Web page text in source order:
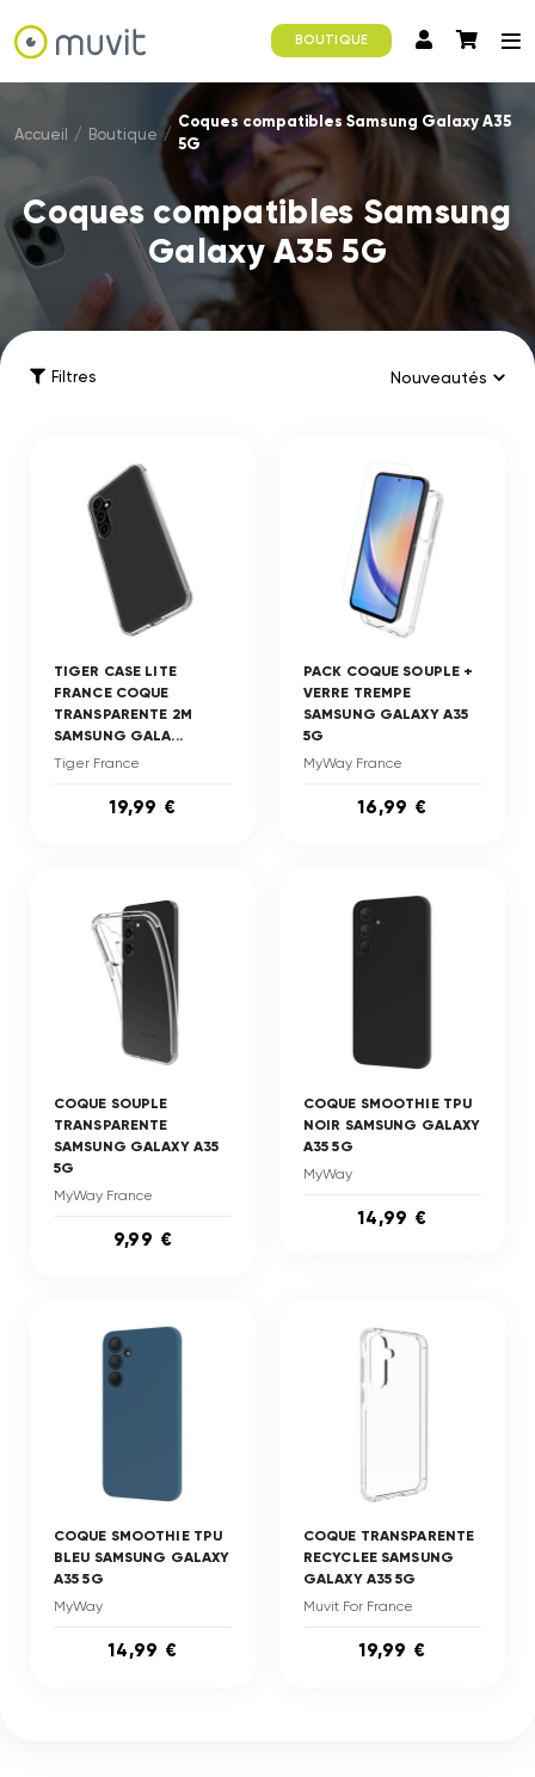
BOUTIQUE
Accueil / Boutique /
Coques compatibles Samsung Galaxy A35
5G
Coques compatibles Samsung
Galaxy A35 5G
Filtres
TIGER CASE LITE
FRANCE COQUE
TRANSPARENTE 2M
SAMSUNG GALA...
Tiger France
19,99 €
PACK COQUE SOUPLE +
VERRE TREMPE
SAMSUNG GALAXY A35
5G
MyWay France
16,99 €
COQUE SOUPLE
TRANSPARENTE
SAMSUNG GALAXY A35
5G
MyWay France
9,99 €
COQUE SMOOTHIE TPU
NOIR SAMSUNG GALAXY
A35 5G
MyWay
14,99 €
COQUE SMOOTHIE TPU
BLEU SAMSUNG GALAXY
A35 5G
MyWay
14,99 €
COQUE TRANSPARENTE
RECYCLEE SAMSUNG
GALAXY A35 5G
Muvit For France
19,99 €